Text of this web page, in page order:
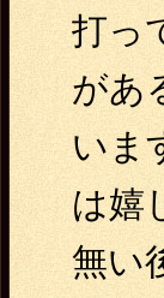
打っ
があ
いま
は嬉
無い